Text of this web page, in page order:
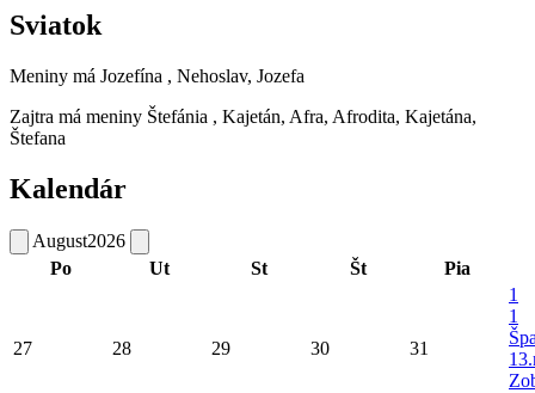
Sviatok
Meniny má Jozefína , Nehoslav, Jozefa
Zajtra má meniny Štefánia , Kajetán, Afra, Afrodita, Kajetána,
Štefana
Kalendár
August2026
Po
Ut St Št Pia
27 28 29 30 31
1
1